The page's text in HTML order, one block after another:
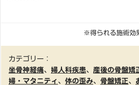
※得られる施術効
カテゴリー：
坐骨神経痛、 婦人科疾患、 産後の骨盤矯
婦・マタニティ 、 体の歪み、 骨盤矯正、